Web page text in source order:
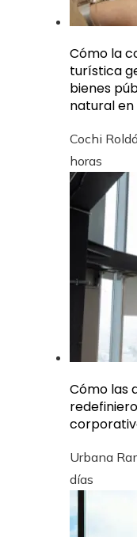
Cómo la
turística
bienes
natural
Cochi
horas
Cómo las
Urbana
días